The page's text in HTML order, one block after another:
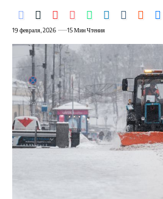
19 февраля, 2026 15 Мин Чтения